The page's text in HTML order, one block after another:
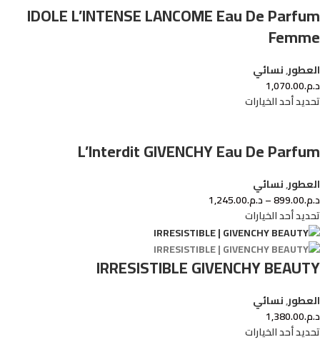
IDOLE L’INTENSE LANCOME Eau De Parfum
Femme
العطور,نسائي
د.م.1,070.00
تحديد أحد الخيارات
L’Interdit GIVENCHY Eau De Parfum
العطور,نسائي
د.م.899.00
–د.م.1,245.00
تحديد أحد الخيارات
IRRESISTIBLE GIVENCHY BEAUTY
العطور,نسائي
د.م.1,380.00
تحديد أحد الخيارات